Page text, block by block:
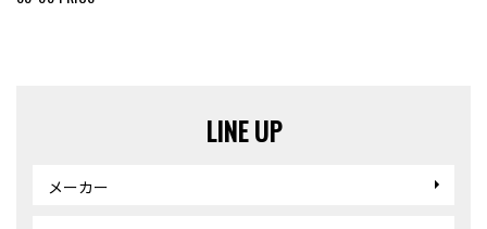
LINE UP
メーカー